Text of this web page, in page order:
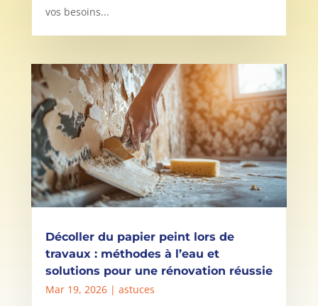
vos besoins...
Décoller du papier peint lors de
travaux : méthodes à l’eau et
solutions pour une rénovation réussie
Mar 19, 2026| astuces